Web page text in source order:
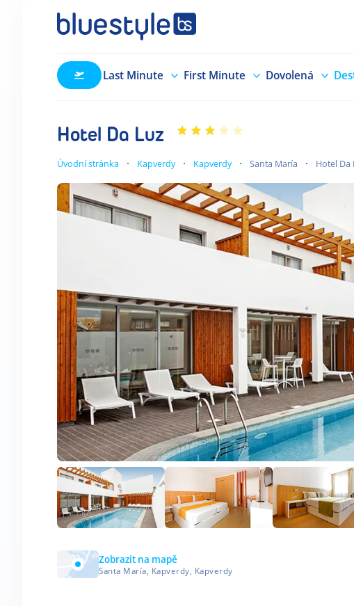
Last Minute First Minute Dovolená
Hotel Da Luz
Úvodní stránka Kapverdy Kapverdy Santa María Hotel Da
Zobrazit na mapě
Santa María, Kapverdy, Kapverdy